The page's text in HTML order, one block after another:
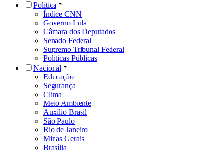
Política
Índice CNN
Governo Lula
Câmara dos Deputados
Senado Federal
Supremo Tribunal Federal
Políticas Públicas
Nacional
Educação
Segurança
Clima
Meio Ambiente
Auxílio Brasil
São Paulo
Rio de Janeiro
Minas Gerais
Brasília